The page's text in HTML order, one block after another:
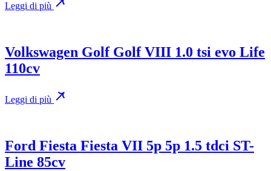
Leggi di più
Volkswagen Golf Golf VIII 1.0 tsi evo Life
110cv
Leggi di più
Ford Fiesta Fiesta VII 5p 5p 1.5 tdci ST-
Line 85cv